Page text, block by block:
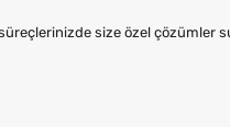
size özel çözümler